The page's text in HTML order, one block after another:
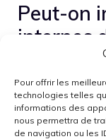
Pour offrir les
technologies telles
informations des
nous permettra de
de navigation ou les
Peut-on
internes
journaux
sensibles et
établies.